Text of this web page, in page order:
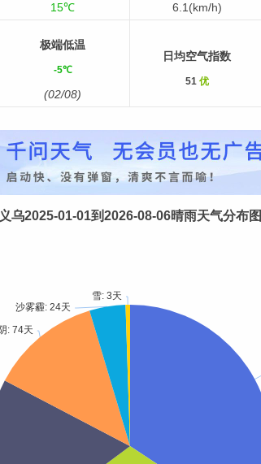
15℃ 6.1(km/h)
极端低温
-5℃
(02/08)
日均空气指数
51 优
义乌2025-01-01到2026-08-06晴雨天气分布图